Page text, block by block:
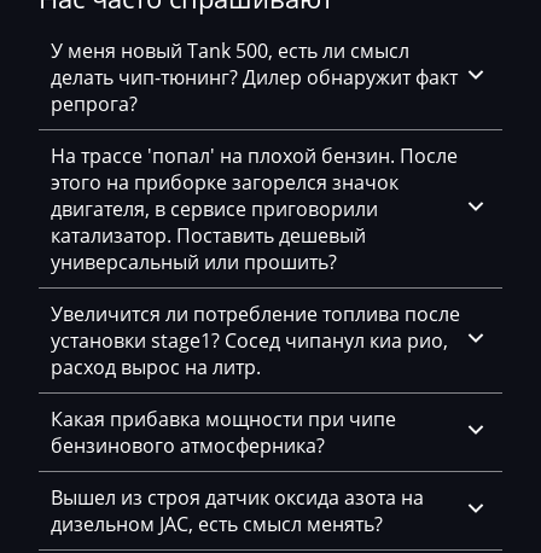
Kioti
Kleemann
Kobelco
Kohler
Komatsu
Konecranes
Kramer
Krone
Kubota
Lancia
Land Rover
Landini
У меня новый Tank 500, есть ли смысл
делать чип-тюнинг? Дилер обнаружит факт
репрога?
На трассе 'попал' на плохой бензин. После
этого на приборке загорелся значок
двигателя, в сервисе приговорили
катализатор. Поставить дешевый
универсальный или прошить?
Увеличится ли потребление топлива после
установки stage1? Сосед чипанул киа рио,
расход вырос на литр.
Какая прибавка мощности при чипе
бензинового атмосферника?
Вышел из строя датчик оксида азота на
дизельном JAC, есть смысл менять?